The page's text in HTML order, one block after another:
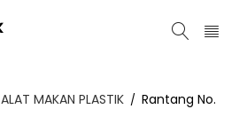
ALAT MAKAN PLASTIK / Rantang No.